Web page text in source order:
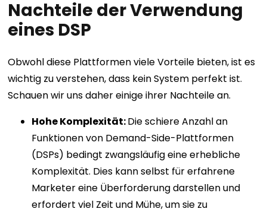
Nachteile der Verwendung
eines DSP
Obwohl diese Plattformen viele Vorteile bieten, ist es
wichtig zu verstehen, dass kein System perfekt ist.
Schauen wir uns daher einige ihrer Nachteile an.
Hohe Komplexität:Die schiere Anzahl an
Funktionen von Demand-Side-Plattformen
(DSPs) bedingt zwangsläufig eine erhebliche
Komplexität. Dies kann selbst für erfahrene
Marketer eine Überforderung darstellen und
erfordert viel Zeit und Mühe, um sie zu